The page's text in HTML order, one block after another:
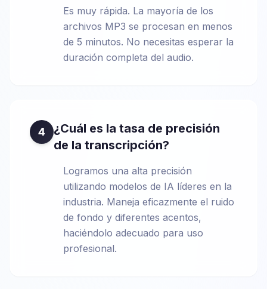
Es muy rápida. La mayoría de los
archivos MP3 se procesan en menos
de 5 minutos. No necesitas esperar la
duración completa del audio.
4
¿Cuál es la tasa de precisión
de la transcripción?
Logramos una alta precisión
utilizando modelos de IA líderes en la
industria. Maneja eficazmente el ruido
de fondo y diferentes acentos,
haciéndolo adecuado para uso
profesional.